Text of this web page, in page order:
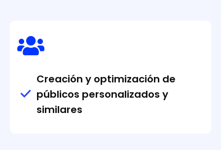
Creación y optimización de
públicos personalizados y
similares